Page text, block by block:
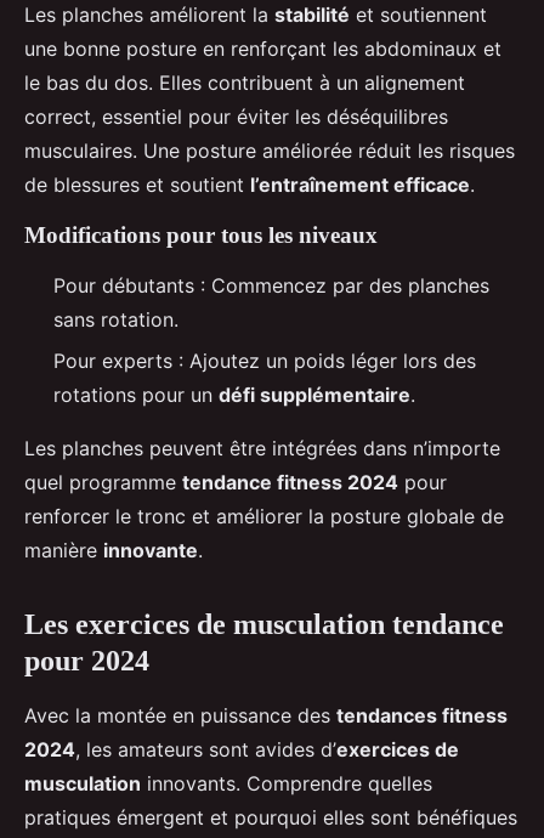
Les planches améliorent la stabilité et soutiennent
une bonne posture en renforçant les abdominaux et
le bas du dos. Elles contribuent à un alignement
correct, essentiel pour éviter les déséquilibres
musculaires. Une posture améliorée réduit les risques
de blessures et soutient l’entraînement efficace.
Modifications pour tous les niveaux
Pour débutants : Commencez par des planches
sans rotation.
Pour experts : Ajoutez un poids léger lors des
rotations pour un défi supplémentaire.
Les planches peuvent être intégrées dans n’importe
quel programme tendance fitness 2024 pour
renforcer le tronc et améliorer la posture globale de
manière innovante.
Les exercices de musculation tendance
pour 2024
Avec la montée en puissance des tendances fitness
2024, les amateurs sont avides d’exercices de
musculation innovants. Comprendre quelles
pratiques émergent et pourquoi elles sont bénéfiques